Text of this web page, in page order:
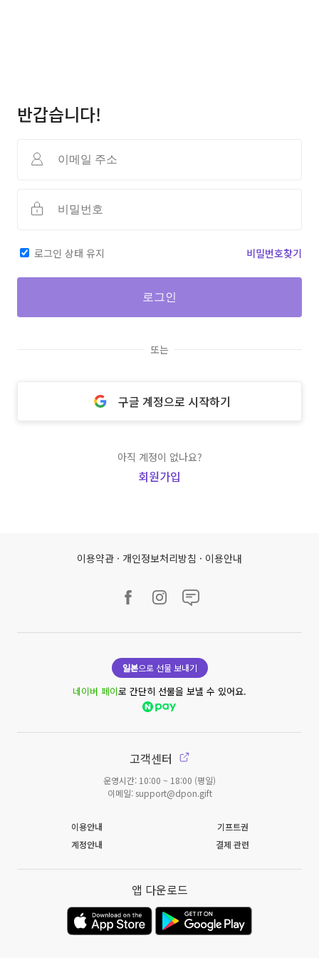
반갑습니다!
로그인 상태 유지 비밀번호찾기
로그인
또는
구글 계정으로 시작하기
아직 계정이 없나요?
회원가입
이용약관 · 개인정보처리방침 · 이용안내
일본으로 선물 보내기
네이버 페이로 간단히 선물을 보낼 수 있어요.
고객센터
운영시간: 10:00 ~ 18:00 (평일)
이메일: support@dpon.gift
이용안내
기프트권
계정안내
결제 관련
앱 다운로드